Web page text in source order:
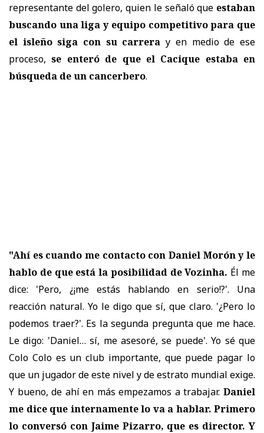
representante del golero, quien le señaló que estaban
buscando una liga y equipo competitivo para que
el isleño siga con su carrera y en medio de ese
proceso,se enteró de que el Cacique estaba en
búsqueda de un cancerbero.
"Ahí es cuando me contacto con Daniel Morón y le
hablo de que está la posibilidad de Vozinha. Él me
dice: 'Pero, ¿¡me estás hablando en serio!?'. Una
reacción natural. Yo le digo que sí, que claro. '¿Pero lo
podemos traer?'. Es la segunda pregunta que me hace.
Le digo: 'Daniel… sí, me asesoré, se puede'. Yo sé que
Colo Colo es un club importante, que puede pagar lo
que un jugador de este nivel y de estrato mundial exige.
Y bueno, de ahí en más empezamos a trabajar. Daniel
me dice que internamente lo va a hablar. Primero
lo conversó con Jaime Pizarro, que es director. Y